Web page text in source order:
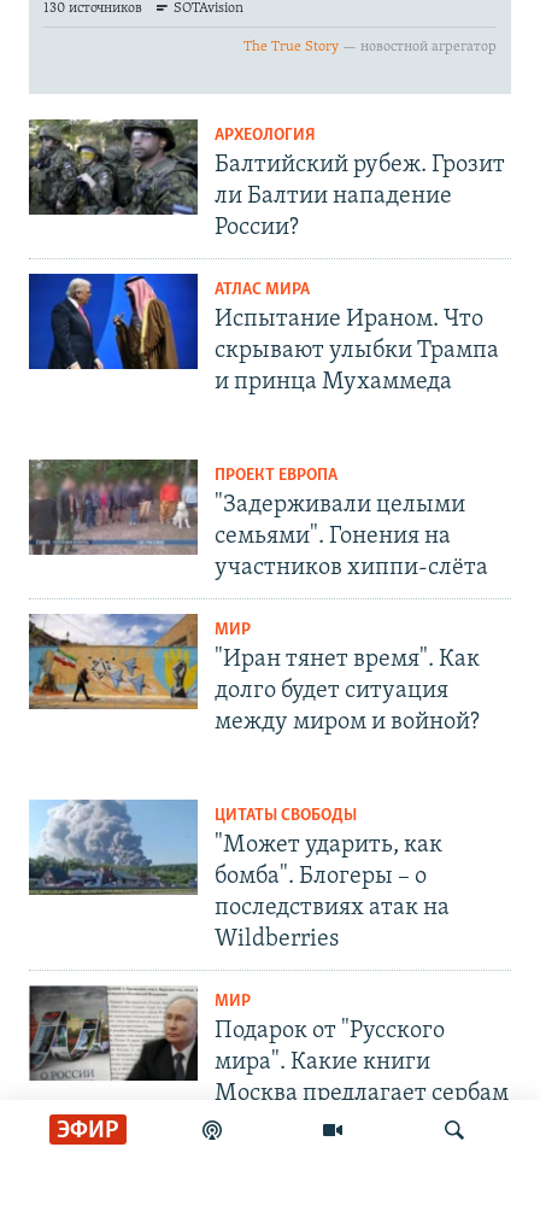
ЭФИР
АРХЕОЛОГИЯ
Балтийский рубеж. Грозит
ли Балтии нападение
России?
АТЛАС МИРА
Испытание Ираном. Что
скрывают улыбки Трампа
и принца Мухаммеда
ПРОЕКТ ЕВРОПА
"Задерживали целыми
семьями". Гонения на
участников хиппи-слёта
МИР
"Иран тянет время". Как
долго будет ситуация
между миром и войной?
ЦИТАТЫ СВОБОДЫ
"Может ударить, как
бомба". Блогеры – о
последствиях атак на
Wildberries
МИР
Подарок от "Русского
мира". Какие книги
Москва предлагает сербам